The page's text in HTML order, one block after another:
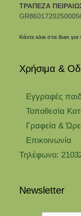
ΤΡΑΠΕΖΑ
Κάντε κλικ στα iban
Χρήσιμα &
Eγγραφές
Τοποθεσία
Γραφεία &
Επικοινωνία
Τηλέφωνο:
Newsletter